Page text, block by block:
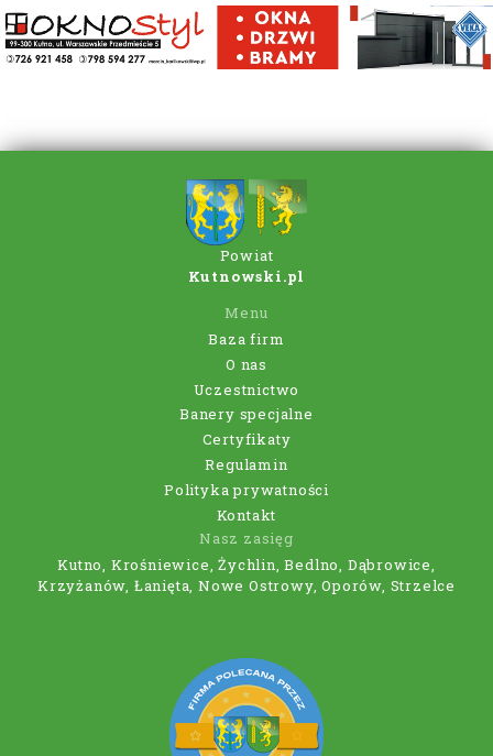
Powiat
Kutnowski.pl
Menu
Baza firm
O nas
Uczestnictwo
Banery specjalne
Certyfikaty
Regulamin
Polityka prywatności
Kontakt
Nasz zasięg
Kutno, Krośniewice, Żychlin, Bedlno, Dąbrowice,
Krzyżanów, Łanięta, Nowe Ostrowy, Oporów, Strzelce